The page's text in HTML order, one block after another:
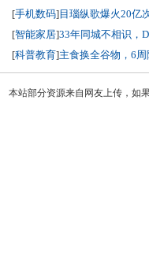
[手机数码]目瑙纵歌爆火20亿
[智能家居]33年同城不相识，
[科普教育]主食换全谷物，6
本站部分资源来自网友上传，如